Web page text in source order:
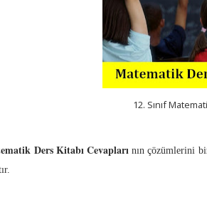
12. Sınıf
Ders Kitabı Cevapları nın çözümlerini